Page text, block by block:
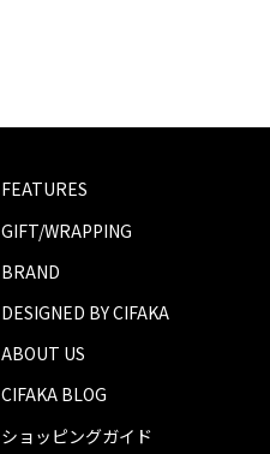
FEATURES
GIFT/WRAPPING
BRAND
DESIGNED BY CIFAKA
ABOUT US
CIFAKA BLOG
ショッピングガイド